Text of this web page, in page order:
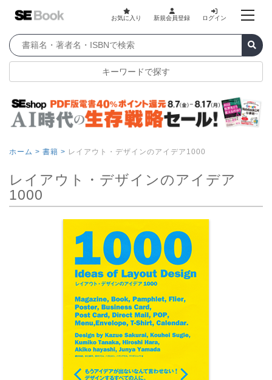
お気に入り 新規会員登録 ログイン
キーワードで探す
ホーム > 書籍 > レイアウト・デザインのアイデア1000
レイアウト・デザインのアイデア
1000